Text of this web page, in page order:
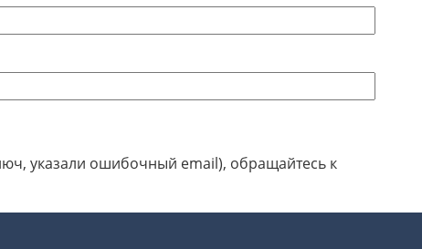
указали ошибочный email), обращайтесь к